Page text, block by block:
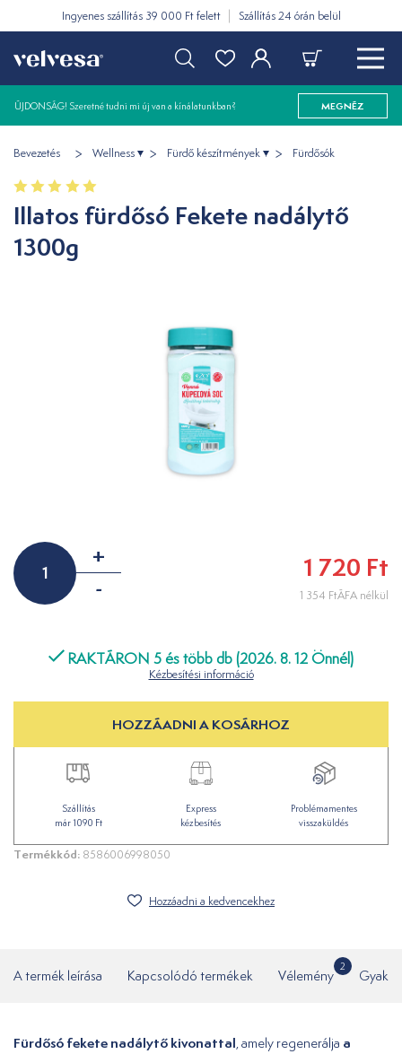
Ingyenes szállítás 39 000 Ft felett Szállítás 24 órán belül
ÚJDONSÁG! Szeretné tudni mi új van a kínálatunkban? MEGNÉZ
Bevezetés Wellness Fürdő készítmények Fürdősók
Illatos fürdősó Fekete nadálytő
1300g
+
-
1 720 Ft
1 354 FtÁFA nélkül
RAKTÁRON 5 és több db (2026. 8. 12 Önnél)
Kézbesítési információ
HOZZÁADNI A KOSÁRHOZ
Szállítás
már 1090 Ft
Express
kézbesítés
Problémamentes
visszaküldés
Termékkód: 8586006998050
Hozzáadni a kedvencekhez
A termék leírása Kapcsolódó termékek Vélemény
2
Fürdősó fekete nadálytő kivonattal , amely regenerálja a